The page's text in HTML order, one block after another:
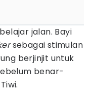
jalan. Bayi
sebagai stimulan
berjinjit untuk
benar-